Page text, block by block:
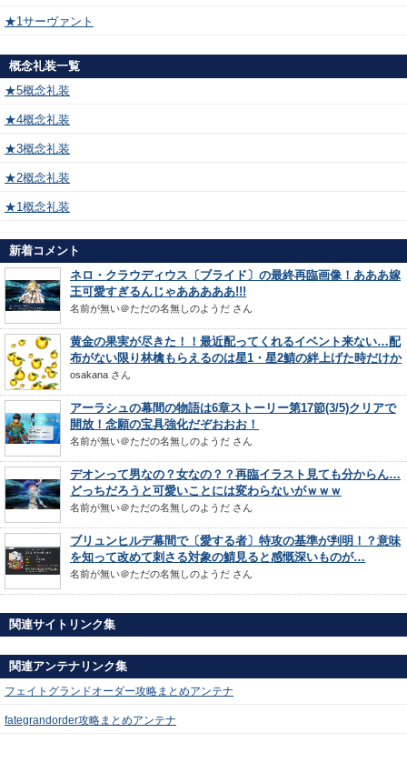
★1サーヴァント
概念礼装一覧
★5概念礼装
★4概念礼装
★3概念礼装
★2概念礼装
★1概念礼装
新着コメント
ネロ・クラウディウス〔ブライド〕の最終再臨画像！あああ嫁
王可愛すぎるんじゃあああああ!!!
名前が無い＠ただの名無しのようだ さん
黄金の果実が尽きた！！最近配ってくれるイベント来ない…配
布がない限り林檎もらえるのは星1・星2鯖の絆上げた時だけか
osakana さん
アーラシュの幕間の物語は6章ストーリー第17節(3/5)クリアで
開放！念願の宝具強化だぞおおお！
名前が無い＠ただの名無しのようだ さん
デオンって男なの？女なの？？再臨イラスト見ても分からん…
どっちだろうと可愛いことには変わらないがｗｗｗ
名前が無い＠ただの名無しのようだ さん
ブリュンヒルデ幕間で〔愛する者〕特攻の基準が判明！？意味
を知って改めて刺さる対象の鯖見ると感慨深いものが…
名前が無い＠ただの名無しのようだ さん
関連サイトリンク集
関連アンテナリンク集
フェイトグランドオーダー攻略まとめアンテナ
fategrandorder攻略まとめアンテナ